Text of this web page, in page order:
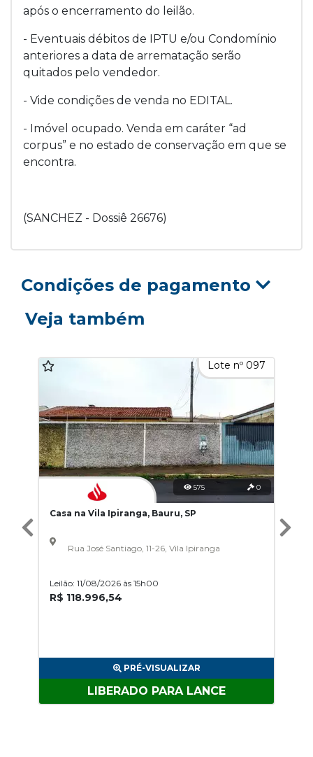
após o encerramento do leilão.
- Eventuais débitos de IPTU e/ou Condomínio
anteriores a data de arrematação serão
quitados pelo vendedor.
- Vide condições de venda no EDITAL.
- Imóvel ocupado. Venda em caráter “ad
corpus” e no estado de conservação em que se
encontra.
(SANCHEZ - Dossiê 26676)
Condições de pagamento
Veja também
Lote nº 097
575 0
Casa na Vila Ipiranga, Bauru, SP
Rua José Santiago, 11-26, Vila Ipiranga
Leilão: 11/08/2026 às 15h00
R$ 118.996,54
PRÉ-VISUALIZAR
LIBERADO PARA LANCE